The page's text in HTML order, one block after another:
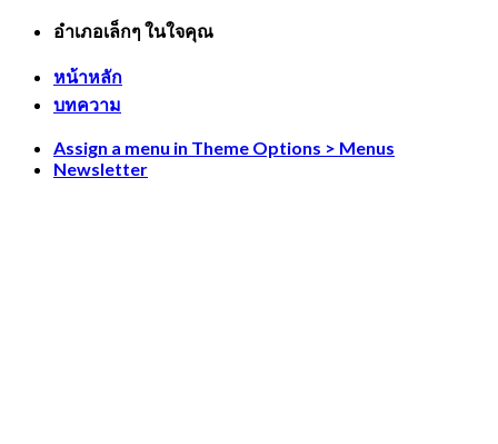
Skip
content
อำเภอเล็กๆ ในใจคุณ
หน้าหลัก
บทความ
Assign a menu in Theme Options > Menus
Newsletter